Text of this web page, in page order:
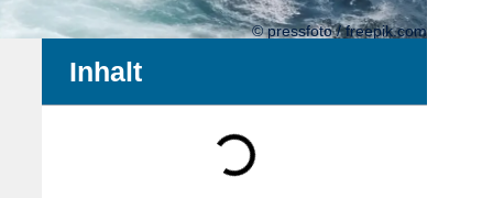
© pressfoto / freepik.com
Inhalt